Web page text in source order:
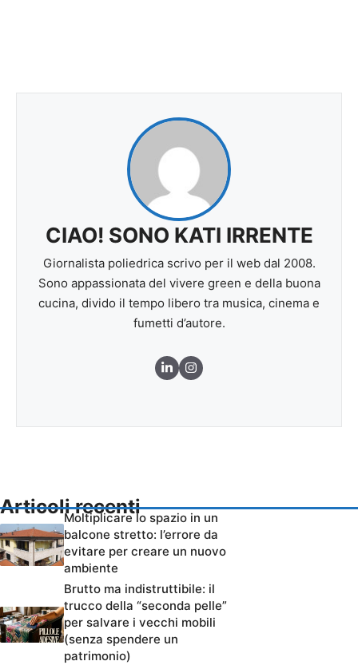
CIAO! SONO KATI IRRENTE
Giornalista poliedrica scrivo per il web dal 2008.
Sono appassionata del vivere green e della buona
cucina, divido il tempo libero tra musica, cinema e
fumetti d’autore.
Articoli recenti
Moltiplicare lo spazio in un
balcone stretto: l’errore da
evitare per creare un nuovo
ambiente
Brutto ma indistruttibile: il
trucco della “seconda pelle”
per salvare i vecchi mobili
(senza spendere un
patrimonio)